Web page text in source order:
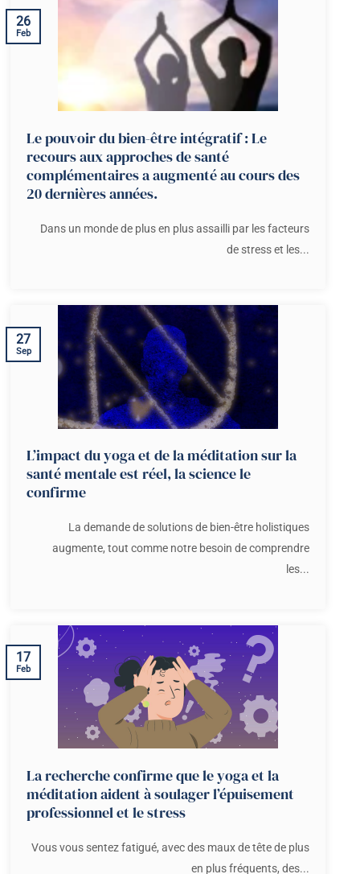
Le pouvoir du bien-être intégratif : Le
recours aux approches de santé
complémentaires a augmenté au cours des
20 dernières années.
Dans un monde de plus en plus assailli par les facteurs
de stress et les...
26
Feb
L’impact du yoga et de la méditation sur la
santé mentale est réel, la science le
confirme
La demande de solutions de bien-être holistiques
augmente, tout comme notre besoin de comprendre
les...
27
Sep
La recherche confirme que le yoga et la
méditation aident à soulager l’épuisement
professionnel et le stress
Vous vous sentez fatigué, avec des maux de tête de plus
en plus fréquents, des...
17
Feb